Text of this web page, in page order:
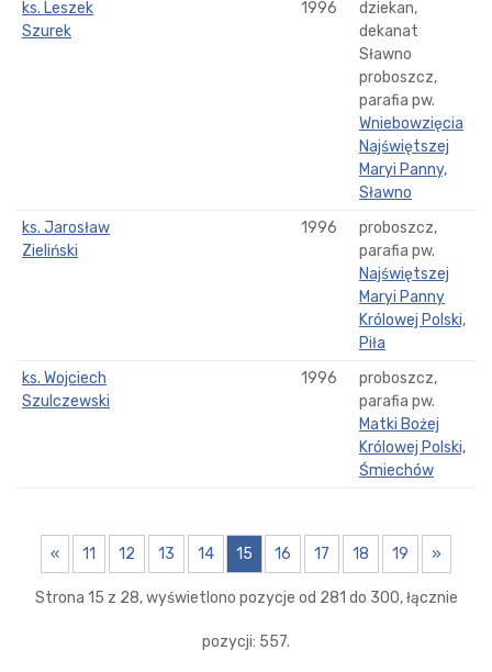
ks. Leszek
Szurek
1996
dziekan,
dekanat
Sławno
proboszcz,
parafia pw.
Wniebowzięcia
Najświętszej
Maryi Panny,
Sławno
ks. Jarosław
Zieliński
1996
proboszcz,
parafia pw.
Najświętszej
Maryi Panny
Królowej Polski,
Piła
ks. Wojciech
Szulczewski
1996
proboszcz,
parafia pw.
Matki Bożej
Królowej Polski,
Śmiechów
« 11 12 13 14 15 16 17 18 19 »
Strona 15 z 28, wyświetlono pozycje od 281 do 300, łącznie
pozycji: 557.